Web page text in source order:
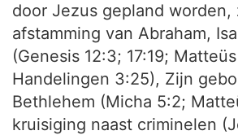
door Jezus gepland worden,
afstamming van Abraham,
(Genesis 12:3; 17:19;
Handelingen 3:25), Zijn
Bethlehem (Micha 5:2;
kruisiging naast criminelen